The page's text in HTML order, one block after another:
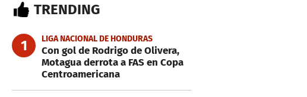
TRENDING
1 LIGA NACIONAL DE HONDURAS
Con gol de Rodrigo de Olivera,
Motagua derrota a FAS en Copa
Centroamericana